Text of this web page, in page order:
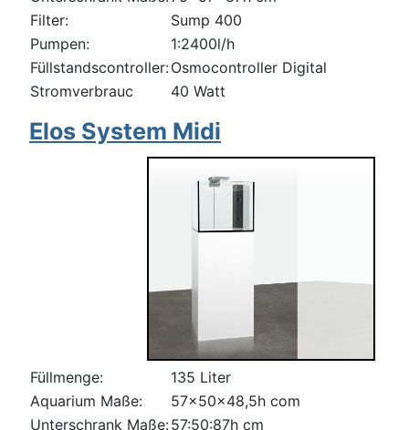
Filter:
Sump 400
Pumpen:
1:2400l/h
Füllstandscontroller:Osmocontroller Digital
Stromverbrauc
40 Watt
Elos System Midi
Füllmenge:
135 Liter
Aquarium Maße:
57x50x48,5h com
Unterschrank Maße:57:50:87h cm